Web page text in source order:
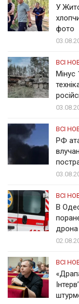
У
фото
ВСІ
Мінус
ВСІ
РФ
ВСІ
В
дрона
ВСІ